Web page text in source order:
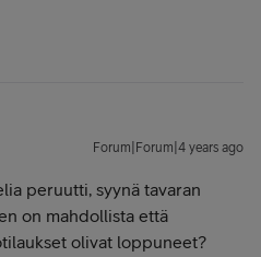
Forum|Forum|4 years ago
peruutti, syynä tavaran
on mahdollista että
olivat loppuneet?